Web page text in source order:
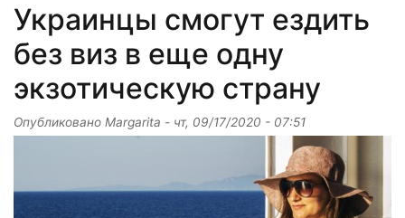
Украинцы смогут ездить
без виз в еще одну
экзотическую страну
Опубликовано Margarita - чт, 09/17/2020 - 07:51